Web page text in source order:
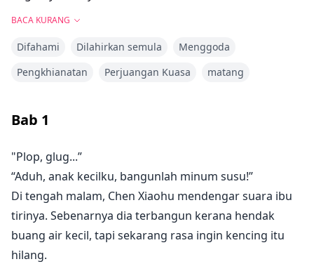
BACA KURANG
Difahami Dilahirkan semula
Menggoda
Pengkhianatan
Perjuangan Kuasa matang
Bab 1
"Plop, glug...”
“Aduh, anak kecilku, bangunlah minum susu!”
Di tengah malam, Chen Xiaohu mendengar suara ibu
tirinya. Sebenarnya dia terbangun kerana hendak
buang air kecil, tapi sekarang rasa ingin kencing itu
hilang.